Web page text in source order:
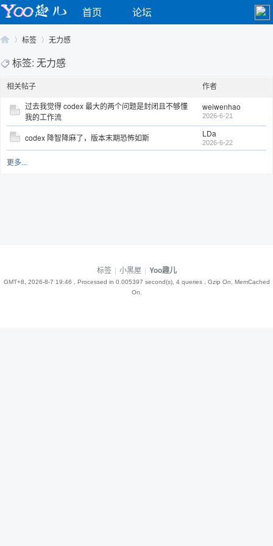
首页 论坛
Yo›
标签 无力感
标签: 无力感
相关帖子
作者
过去我觉得 codex 最大的两个问题是封闭且不够懂
我的工作流
weiwenhao
2026-6-21
codex 降智降麻了，版本末期恐怖如斯 LDa
2026-6-22
更多...
标签 | 小黑屋 | Yoo趣儿
GMT+8, 2026-8-7 19:46 , Processed in 0.005397 second(s), 4 queries , Gzip On, MemCached
On.